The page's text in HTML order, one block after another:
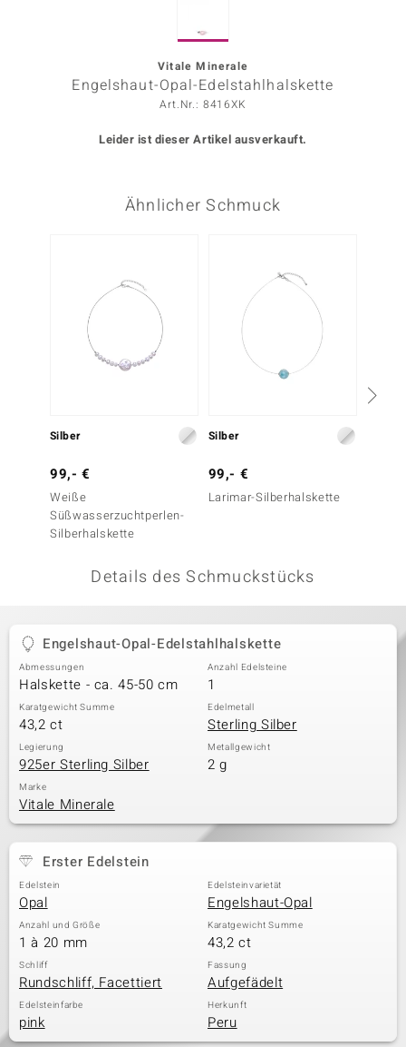
Collection
BY DE MELO
Collection
Classics
Vitale Minerale
Engelshaut-Opal-Edelstahlhalskette
Art.Nr.: 8416XK
Leider ist dieser Artikel ausverkauft.
Ähnlicher Schmuck
Silber
99,- €
Weiße
Süßwasserzuchtperlen-
Silberhalskette
Silber
99,- €
Larimar-Silberhalskette
Details des Schmuckstücks
Engelshaut-Opal-Edelstahlhalskette
Abmessungen
Halskette - ca. 45-50 cm
Anzahl Edelsteine
1
Karatgewicht Summe
43,2 ct
Edelmetall
Sterling Silber
Legierung
925er Sterling Silber
Metallgewicht
2 g
Marke
Vitale Minerale
Erster Edelstein
Edelstein
Opal
Edelsteinvarietät
Engelshaut-Opal
Anzahl und Größe
1 à 20 mm
Karatgewicht Summe
43,2 ct
Schliff
Rundschliff, Facettiert
Fassung
Aufgefädelt
Edelsteinfarbe
pink
Herkunft
Peru